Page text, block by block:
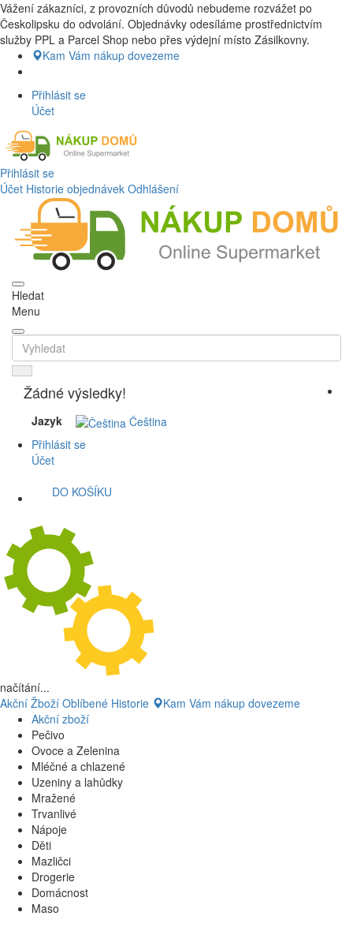
Nákup Potraviny domů, Nákup potraviny online, Čerstvé potraviny
dovezeme až k vašim dveřím. Česká lípa a okolí doprava zdarma.
Nakupdomu.cz
Vážení zákazníci, z provozních důvodů nebudeme rozvážet po
Českolipsku do odvolání. Objednávky odesíláme prostřednictvím
služby PPL a Parcel Shop nebo přes výdejní místo Zásilkovny.
Kam Vám nákup dovezeme
Přihlásit se
Účet
Přihlásit se
Účet Historie objednávek Odhlášení
Hledat
Menu
Žádné výsledky!
Jazyk
Čeština
Přihlásit se
Účet
DO KOŠÍKU
načítání...
Akční Žboží Oblíbené Historie
Kam Vám nákup dovezeme
Akční zboží
Pečivo
Ovoce a Zelenina
Mléčné a chlazené
Uzeniny a lahůdky
Mražené
Trvanlivé
Nápoje
Děti
Mazličci
Drogerie
Domácnost
Maso